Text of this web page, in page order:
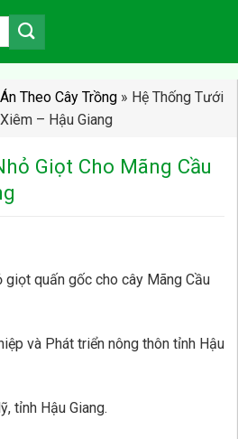
Theo Cây Trồng » Hệ Thống Tưới
– Hậu Giang
Giọt Cho Mãng Cầu
giọt quấn gốc cho cây Mãng Cầu
và Phát triển nông thôn tỉnh Hậu
tỉnh Hậu Giang.